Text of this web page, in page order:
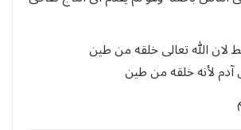
الله تعالى خلقه من طين
آدم لأنه خلقه من طين